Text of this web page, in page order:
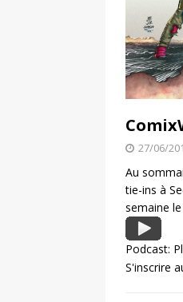
27/06/
Au
tie-ins à
semaine
Podcast:
S'inscrire